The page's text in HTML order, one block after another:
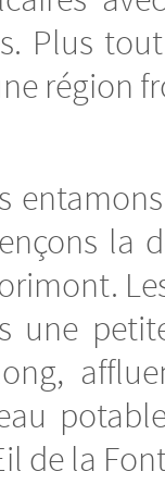
Plus
région
la
une
de la